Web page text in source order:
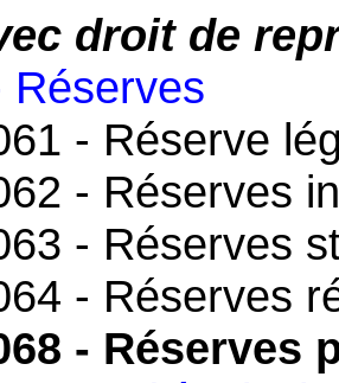
droit de
Réserves
- Réserve
- Réserves
- Réserves
- Réserves
- Réserves